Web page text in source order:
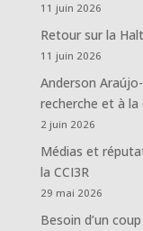
11 juin 2026
Retour sur la
11 juin 2026
Anderson
recherche et à la
2 juin 2026
Médias et
la CCI3R
29 mai 2026
Besoin d’un